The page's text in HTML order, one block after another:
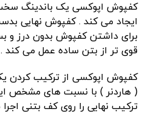
کفپوش اپوکسی یک باندینگ
ایجاد می کند . کفپوش نهایی
برای داشتن کفپوش بدون درز و
قوی تر از بتن ساده عمل می کند .
کفپوش اپوکسی از ترکیب کردن
( هاردنر ) با نسبت های مشخص
ترکیب نهایی را روی کف بتنی اجرا